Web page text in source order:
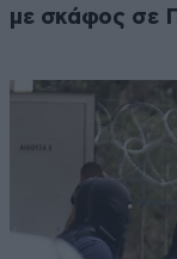
με σκάφος σε